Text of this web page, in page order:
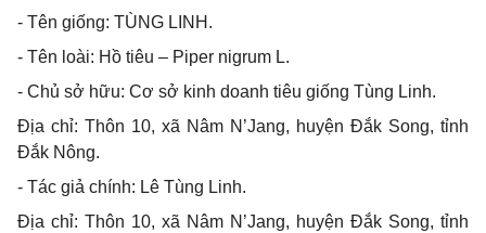
- Tên giống: TÙNG LINH.
- Tên loài: Hồ tiêu – Piper nigrum L.
- Chủ sở hữu: Cơ sở kinh doanh tiêu giống Tùng Linh.
Địa chỉ: Thôn 10, xã Nâm N’Jang, huyện Đắk Song, tỉnh
Đắk Nông.
- Tác giả chính: Lê Tùng Linh.
Địa chỉ: Thôn 10, xã Nâm N’Jang, huyện Đắk Song, tỉnh